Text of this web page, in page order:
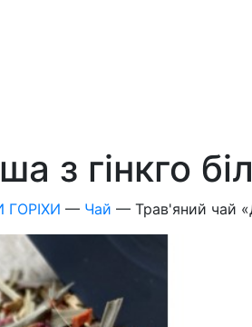
з гінкго
— Чай — Трав'яний чай